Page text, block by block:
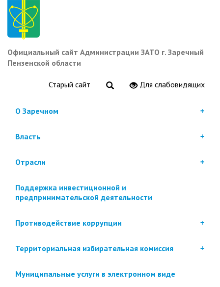
Перейти
основному
содержанию
Официальный сайт Администрации ЗАТО г. Заречный
Пензенской области
Старый сайт Для слабовидящих
О Заречном
Власть
Отрасли
Поддержка инвестиционной и
предпринимательской деятельности
Противодействие коррупции
Территориальная избирательная комиссия
Муниципальные услуги в электронном виде